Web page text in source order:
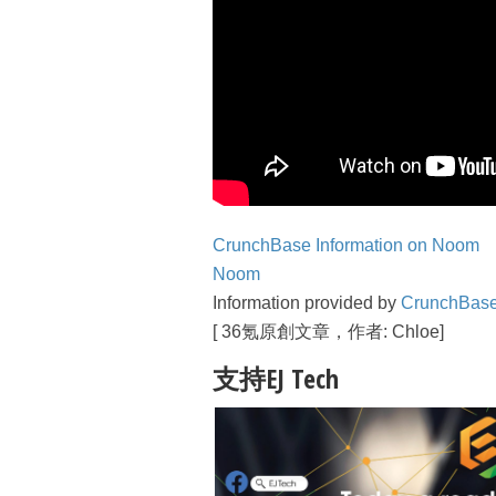
CrunchBase Information on Noom
Noom
Information provided by
[36氪原創文章，作者: Chloe]
支持EJ Tech